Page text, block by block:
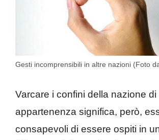
Gesti incomprensibili in altre nazioni (Foto
Varcare i confini della nazione di
appartenenza significa, però,
consapevoli di essere ospiti in